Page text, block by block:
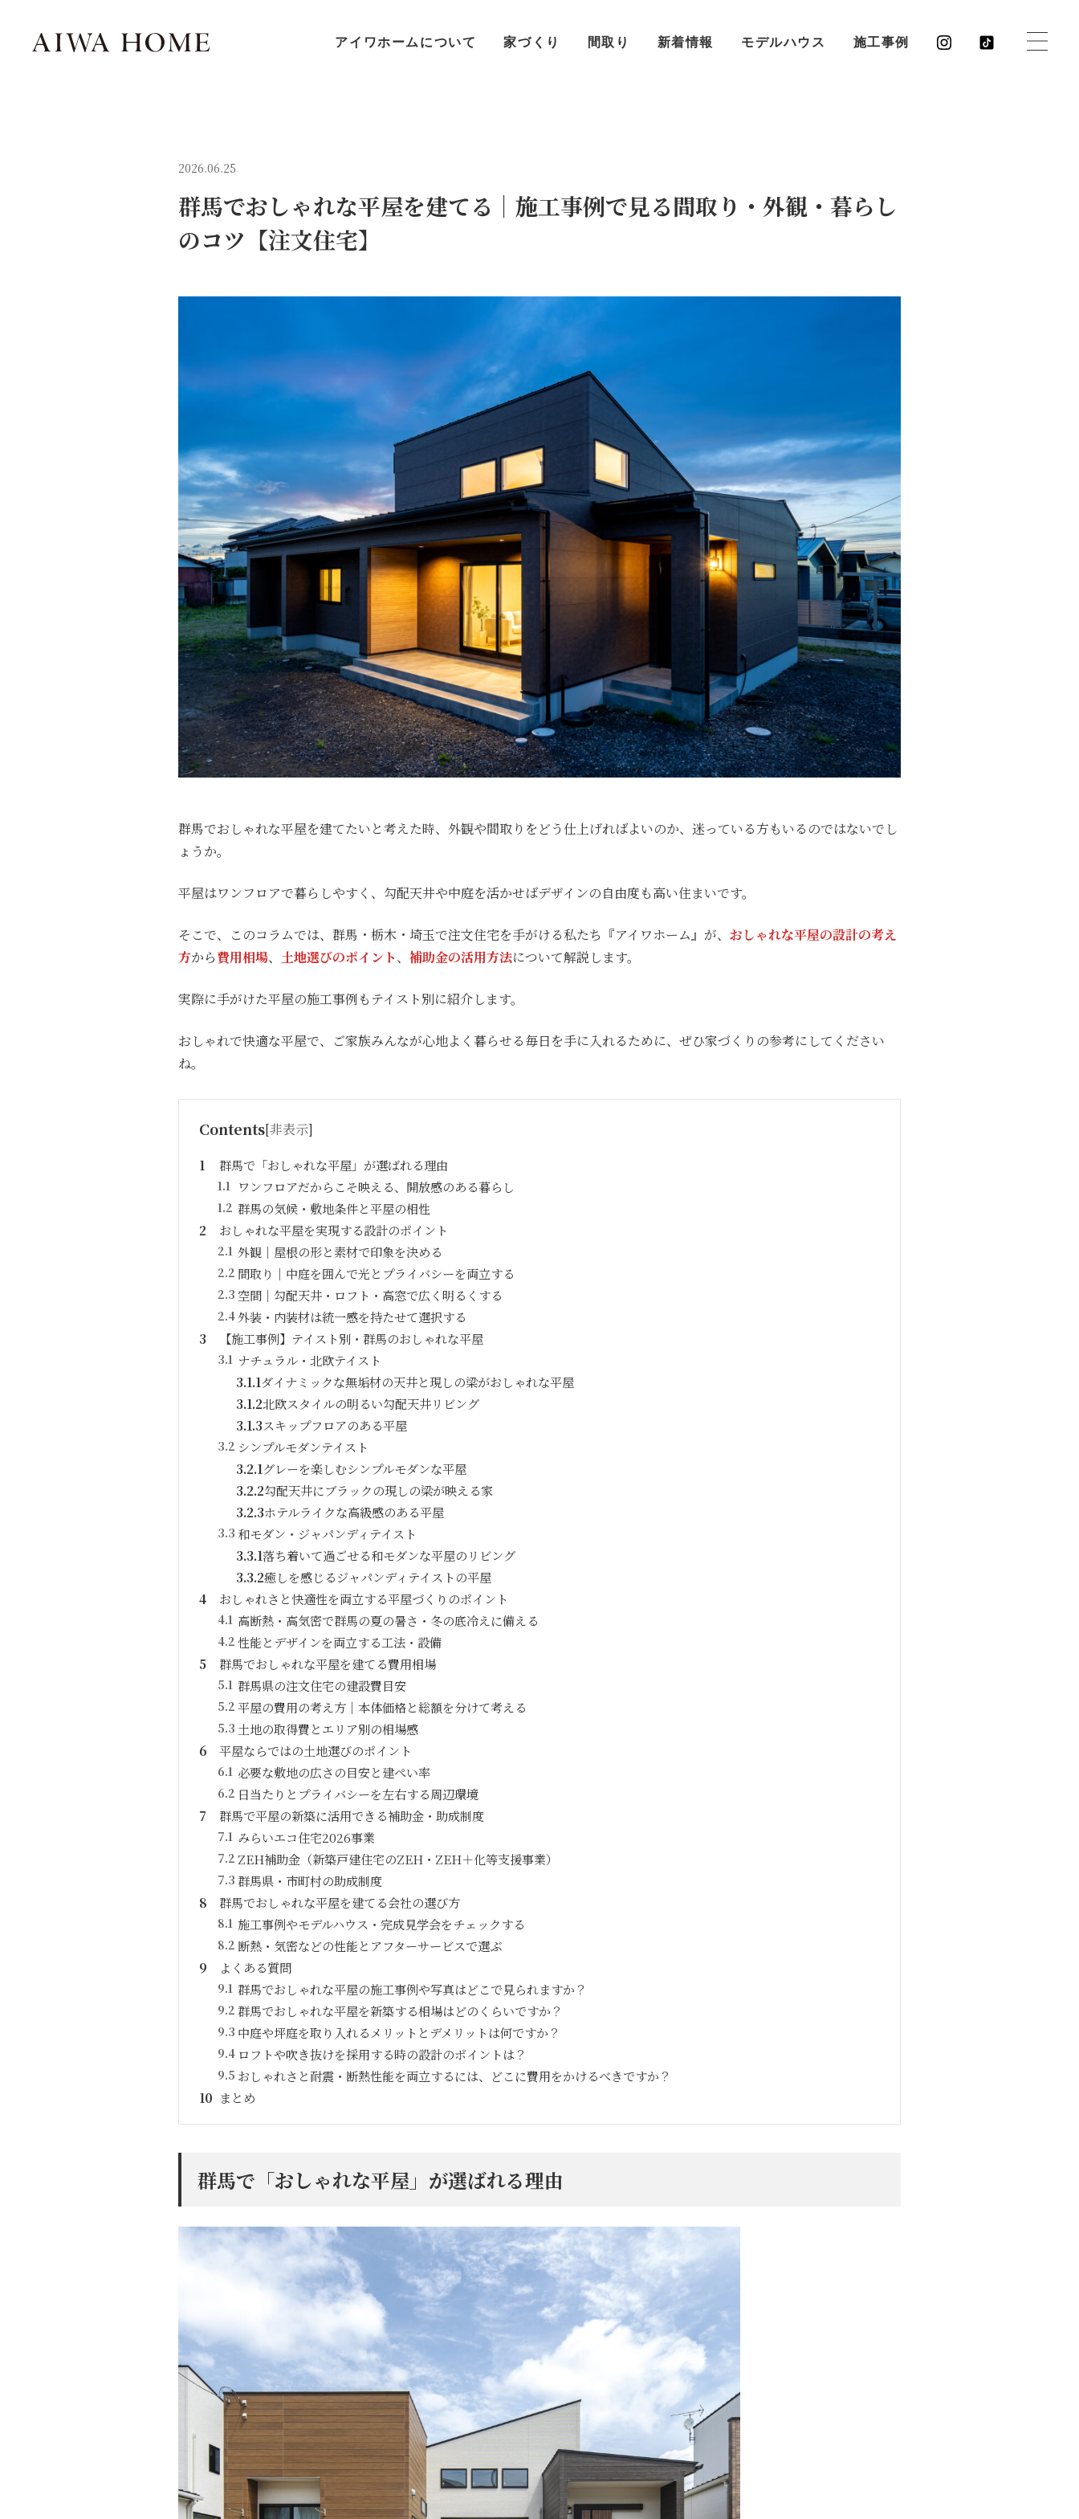
アイワホームについて 家づくり 間取り 新着情報 モデルハウス 施工事例
2026.06.25
群馬でおしゃれな平屋を建てる｜施工事例で見る間取り・外観・暮らし
のコツ【注文住宅】
群馬でおしゃれな平屋を建てたいと考えた時、外観や間取りをどう仕上げればよいのか、迷っている方もいるのではないでし
ょうか。
平屋はワンフロアで暮らしやすく、勾配天井や中庭を活かせばデザインの自由度も高い住まいです。
そこで、このコラムでは、群馬・栃木・埼玉で注文住宅を手がける私たち『アイワホーム』が、 おしゃれな平屋の設計の考え
方から費用相場、 土地選びのポイント、 補助金の活用方法について解説します。
実際に手がけた平屋の施工事例もテイスト別に紹介します。
おしゃれで快適な平屋で、ご家族みんなが心地よく暮らせる毎日を手に入れるために、ぜひ家づくりの参考にしてください
ね。
Contents[非表示]
1 群馬で「おしゃれな平屋」が選ばれる理由
1.1 ワンフロアだからこそ映える、開放感のある暮らし
1.2 群馬の気候・敷地条件と平屋の相性
2
おしゃれな平屋を実現する設計のポイント
2.1 外観｜屋根の形と素材で印象を決める
2.2 間取り｜中庭を囲んで光とプライバシーを両立する
2.3 空間｜勾配天井・ロフト・高窓で広く明るくする
2.4外装・内装材は統一感を持たせて選択する
3
【施工事例】テイスト別・群馬のおしゃれな平屋
3.1 ナチュラル・北欧テイスト
3.1.1ダイナミックな無垢材の天井と現しの梁がおしゃれな平屋
3.1.2北欧スタイルの明るい勾配天井リビング
3.1.3スキップフロアのある平屋
3.2 シンプルモダンテイスト
3.2.1グレーを楽しむシンプルモダンな平屋
3.2.2勾配天井にブラックの現しの梁が映える家
3.2.3ホテルライクな高級感のある平屋
3.3 和モダン・ジャパンディテイスト
3.3.1落ち着いて過ごせる和モダンな平屋のリビング
3.3.2癒しを感じるジャパンディテイストの平屋
4
おしゃれさと快適性を両立する平屋づくりのポイント
4.1 高断熱・高気密で群馬の夏の暑さ・冬の底冷えに備える
4.2 性能とデザインを両立する工法・設備
5
群馬でおしゃれな平屋を建てる費用相場
5.1 群馬県の注文住宅の建設費目安
5.2 平屋の費用の考え方｜本体価格と総額を分けて考える
5.3 土地の取得費とエリア別の相場感
6
平屋ならではの土地選びのポイント
6.1 必要な敷地の広さの目安と建ぺい率
6.2 日当たりとプライバシーを左右する周辺環境
7
群馬で平屋の新築に活用できる補助金・助成制度
7.1 みらいエコ住宅2026事業
7.2 ZEH補助金（新築戸建住宅のZEH・ZEH＋化等支援事業）
7.3 群馬県・市町村の助成制度
8
群馬でおしゃれな平屋を建てる会社の選び方
8.1 施工事例やモデルハウス・完成見学会をチェックする
8.2 断熱・気密などの性能とアフターサービスで選ぶ
9
よくある質問
9.1 群馬でおしゃれな平屋の施工事例や写真はどこで見られますか？
9.2 群馬でおしゃれな平屋を新築する相場はどのくらいですか？
9.3 中庭や坪庭を取り入れるメリットとデメリットは何ですか？
9.4 ロフトや吹き抜けを採用する時の設計のポイントは？
9.5 おしゃれさと耐震・断熱性能を両立するには、どこに費用をかけるべきですか？
10 まとめ
群馬で「おしゃれな平屋」が選ばれる理由